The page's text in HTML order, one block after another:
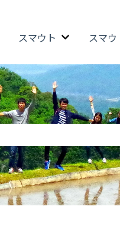
スマウト スマウトの
スマ